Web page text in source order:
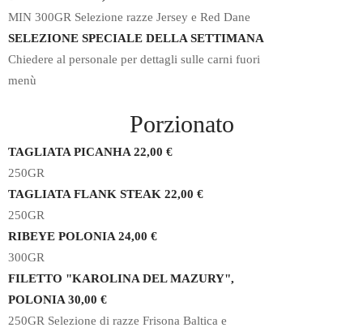
MIN 300GR Selezione razze Jersey e Red Dane
SELEZIONE SPECIALE DELLA SETTIMANA
Chiedere al personale per dettagli sulle carni fuori
menù
Porzionato
TAGLIATA PICANHA 22,00 €
250GR
TAGLIATA FLANK STEAK 22,00 €
250GR
RIBEYE POLONIA 24,00 €
300GR
FILETTO "KAROLINA DEL MAZURY",
POLONIA 30,00 €
250GR Selezione di razze Frisona Baltica e